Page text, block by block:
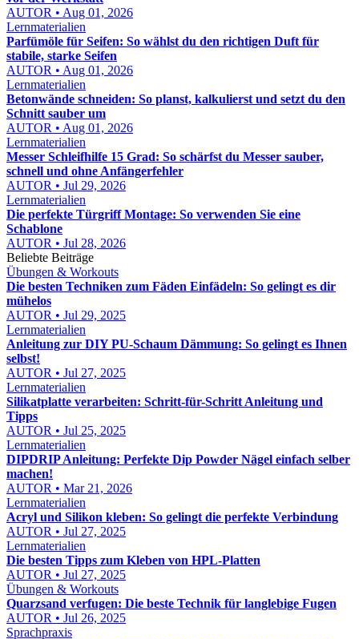
AUTOR • Aug 01, 2026
Lernmaterialien
Parfümöle für Seifen: So wählst du den richtigen Duft für
stabile, starke Seifen
AUTOR • Aug 01, 2026
Lernmaterialien
Betonwände schneiden: So planst, kalkulierst und setzt du den
Schnitt sauber um
AUTOR • Aug 01, 2026
Lernmaterialien
Messer Schleifhilfe 15 Grad: So schärfst du Messer sauber,
schnell und ohne Anfängerfehler
AUTOR • Jul 29, 2026
Lernmaterialien
Die perfekte Türgriff Montage: So verwenden Sie eine
Schablone
AUTOR • Jul 28, 2026
Beliebte Beiträge
Übungen & Workouts
Die besten Techniken zum Fäden Einfädeln: So gelingt es dir
mühelos
AUTOR • Jul 29, 2025
Lernmaterialien
Anleitung zur DIY PU-Schaum Dämmung: So gelingt es Ihnen
selbst!
AUTOR • Jul 27, 2025
Lernmaterialien
Silikatplatte verarbeiten: Schritt-für-Schritt Anleitung und
Tipps
AUTOR • Jul 25, 2025
Lernmaterialien
DIPDRIP Anleitung: Perfekte Dip Powder Nägel einfach selber
machen!
AUTOR • Mar 21, 2026
Lernmaterialien
Acryl und Silikon kleben: So gelingt die perfekte Verbindung
AUTOR • Jul 27, 2025
Lernmaterialien
Die besten Tipps zum Kleben von HPL-Platten
AUTOR • Jul 27, 2025
Übungen & Workouts
Quarzsand verfugen: Die beste Technik für langlebige Fugen
AUTOR • Jul 26, 2025
Sprachpraxis